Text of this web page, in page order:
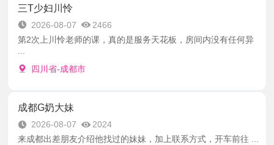
三T少妇川怜
2026-08-07
2466
第2次上川怜老师的课，真的是服务天花板，房间内没有任何异
四川省-成都市
成都G奶大妹
2026-08-07
2024
来成都出差朋友介绍他找过的妹妹，加上联系方式，开车前往 ...